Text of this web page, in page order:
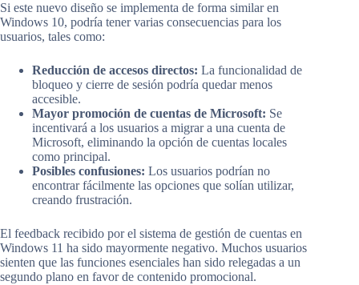
Si este nuevo diseño se implementa de forma similar en
Windows 10, podría tener varias consecuencias para los
usuarios, tales como:
Reducción de accesos directos: La funcionalidad de
bloqueo y cierre de sesión podría quedar menos
accesible.
Mayor promoción de cuentas de Microsoft: Se
incentivará a los usuarios a migrar a una cuenta de
Microsoft, eliminando la opción de cuentas locales
como principal.
Posibles confusiones: Los usuarios podrían no
encontrar fácilmente las opciones que solían utilizar,
creando frustración.
El feedback recibido por el sistema de gestión de cuentas en
Windows 11 ha sido mayormente negativo. Muchos usuarios
sienten que las funciones esenciales han sido relegadas a un
segundo plano en favor de contenido promocional.